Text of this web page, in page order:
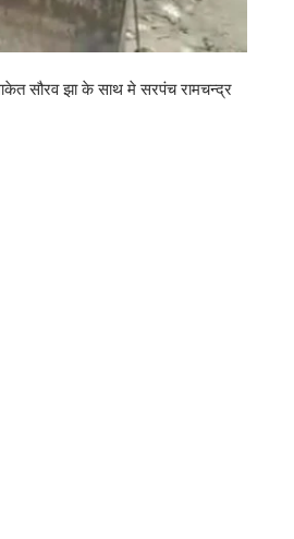
सौरव झा के साथ मे सरपंच रामचन्द्र